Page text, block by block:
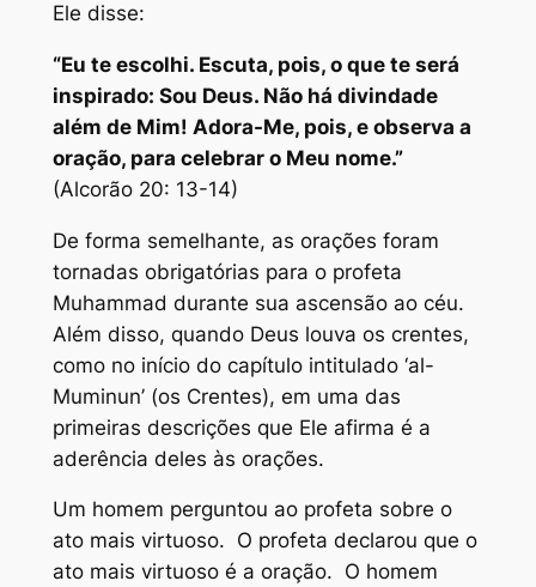
Ele disse:
“Eu te escolhi. Escuta, pois, o que te será
inspirado: Sou Deus. Não há divindade
além de Mim! Adora-Me, pois, e observa a
oração, para celebrar o Meu nome.”
(Alcorão 20: 13-14)
De forma semelhante, as orações foram
tornadas obrigatórias para o profeta
Muhammad durante sua ascensão ao céu.
Além disso, quando Deus louva os crentes,
como no início do capítulo intitulado ‘al-
Muminun’ (os Crentes), em uma das
primeiras descrições que Ele afirma é a
aderência deles às orações.
Um homem perguntou ao profeta sobre o
ato mais virtuoso. O profeta declarou que o
ato mais virtuoso é a oração. O homem